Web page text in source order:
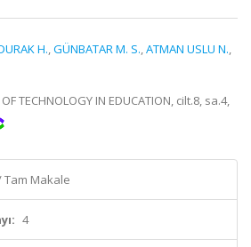
H.,GÜNBATAR M. S.,ATMAN USLU N.,
TECHNOLOGY IN EDUCATION, cilt.8, sa.4,
Tam Makale
4